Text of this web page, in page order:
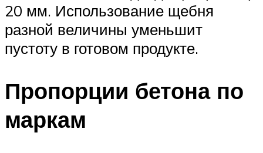
20 мм. Использование щебня
разной величины уменьшит
пустоту в готовом продукте.
Пропорции бетона по
маркам